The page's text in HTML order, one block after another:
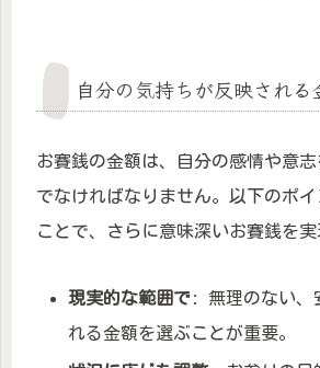
自分の気持ちが反映される
お賽銭の金額は、自分の感情や意
でなければなりません。以下のポ
ことで、さらに意味深いお賽銭を実
現実的な範囲で: 無理のない、
れる金額を選ぶことが重要。